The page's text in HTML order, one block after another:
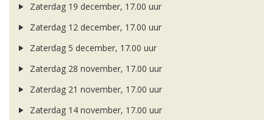
Zaterdag 19 december, 17.00 uur
Zaterdag 12 december, 17.00 uur
Zaterdag 5 december, 17.00 uur
Zaterdag 28 november, 17.00 uur
Zaterdag 21 november, 17.00 uur
Zaterdag 14 november, 17.00 uur